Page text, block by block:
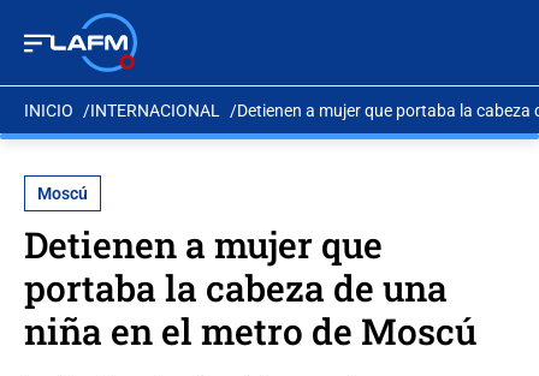
INICIO INTERNACIONAL Detienen a mujer que portaba la cabeza
Moscú
Detienen a mujer que
portaba la cabeza de una
niña en el metro de Moscú